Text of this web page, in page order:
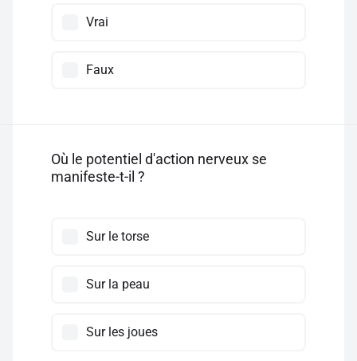
Vrai
Faux
Où le potentiel d'action nerveux se
manifeste-t-il ?
Sur le torse
Sur la peau
Sur les joues